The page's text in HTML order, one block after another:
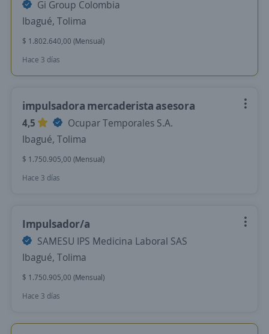
Gi Group Colombia
Ibagué, Tolima
$ 1.802.640,00 (Mensual)
Hace 3 días
impulsadora mercaderista asesora
4,5
Ocupar Temporales S.A.
Ibagué, Tolima
$ 1.750.905,00 (Mensual)
Hace 3 días
Impulsador/a
SAMESU IPS Medicina Laboral SAS
Ibagué, Tolima
$ 1.750.905,00 (Mensual)
Hace 3 días